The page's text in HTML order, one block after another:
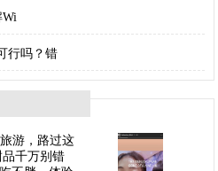
Wi
行吗？错